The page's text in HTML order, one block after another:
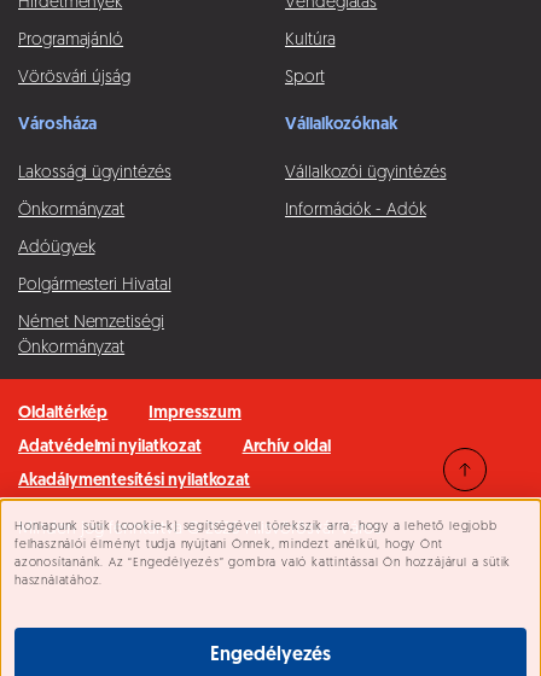
Süti beállítások
Honlapunk sütik (cookie-k) segítségével törekszik arra, hogy a lehető legjobb
felhasználói élményt tudja nyújtani Önnek, mindezt anélkül, hogy Önt
azonosítanánk. Az “Engedélyezés” gombra való kattintással Ön hozzájárul a sütik
használatához.
Engedélyezés
Programajánló
Vörösvári újság
Kultúra
Sport
Városháza
Lakossági ügyintézés
Önkormányzat
Adóügyek
Polgármesteri Hivatal
Német Nemzetiségi
Önkormányzat
Vállalkozóknak
Vállalkozói ügyintézés
Információk - Adók
Oldaltérkép
Impresszum
Adatvédelmi nyilatkozat
Archív oldal
Akadálymentesítési nyilatkozat
Minden jog fenntartva © 2026 Pilisvörösvár Város